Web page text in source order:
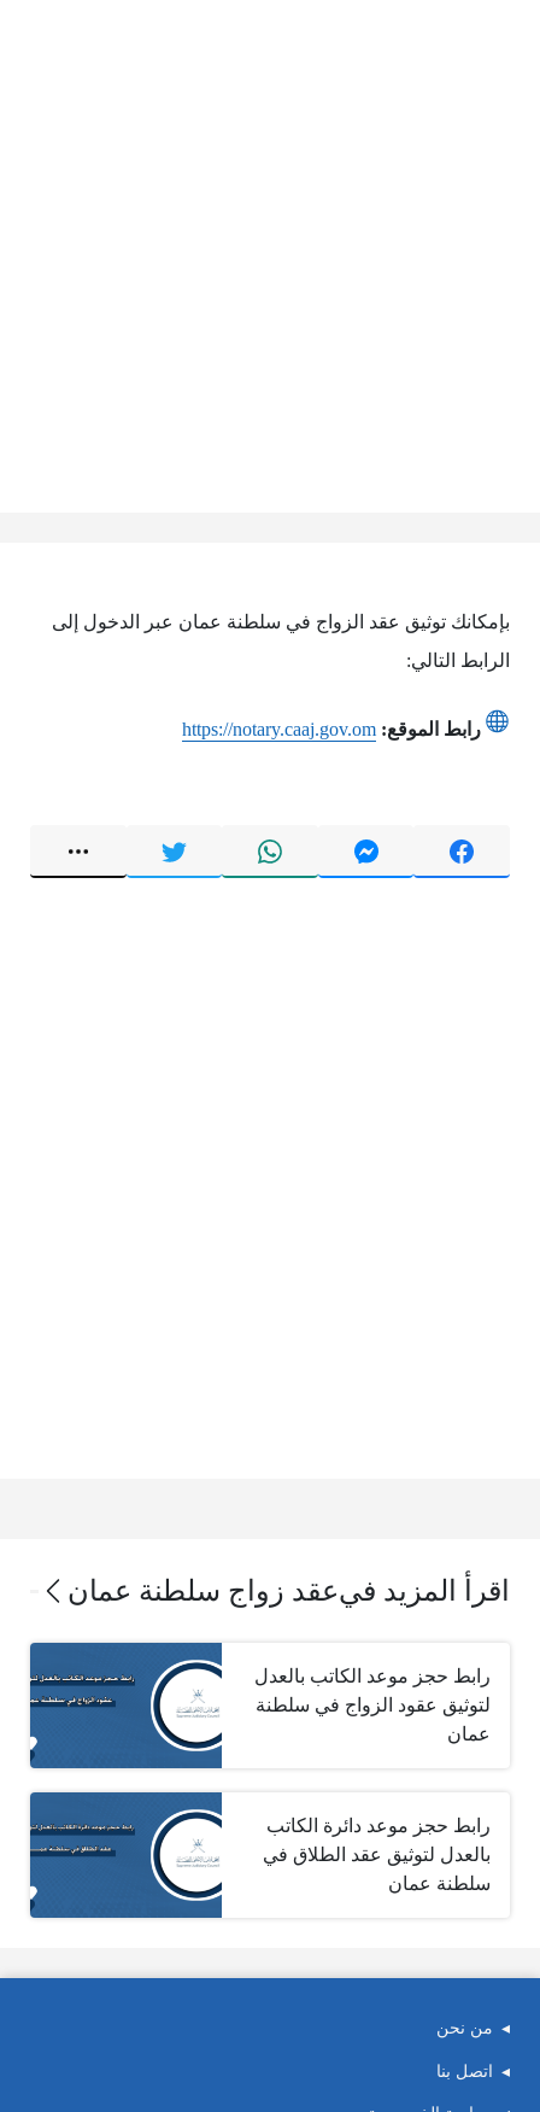
بإمكانك توثيق عقد الزواج في سلطنة عمان عبر الدخول إلى
الرابط التالي:
رابط الموقع: https://notary.caaj.gov.om
اقرأ المزيد فيعقد زواج سلطنة عمان
رابط حجز موعد الكاتب بالعدل
لتوثيق عقود الزواج في سلطنة
عمان
رابط حجز موعد دائرة الكاتب
بالعدل لتوثيق عقد الطلاق في
سلطنة عمان
من نحن
اتصل بنا